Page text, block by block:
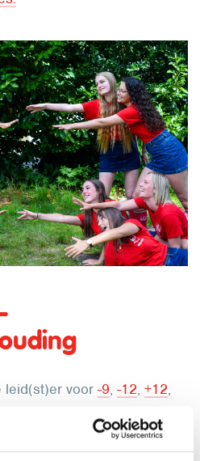
leid(st)er voor -9, -12, +12,
diversiteit aan kinderen?